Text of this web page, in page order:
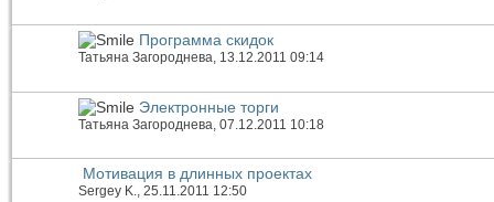
Программа скидок
Татьяна Загороднева, 13.12.2011 09:14
Электронные торги
Татьяна Загороднева , 07.12.2011 10:18
Мотивация в длинных проектах
Sergey K., 25.11.2011 12:50